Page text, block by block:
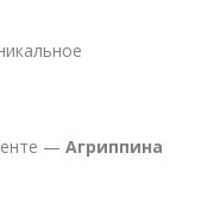
—Агриппина